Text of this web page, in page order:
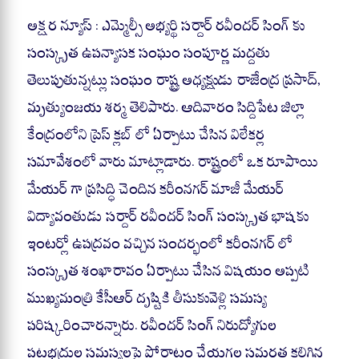
ts
A
pp
bo
okgr
a
m
re
అక్షర న్యూస్ : ఎమ్మెల్సీ అభ్యర్థి సర్దార్ రవీందర్ సింగ్ కు
సంస్కృత ఉపన్యాసక సంఘం సంపూర్ణ మద్దతు
తెలుపుతున్నట్లు సంఘం రాష్ట్ర అధ్యక్షుడు రాజేంద్ర ప్రసాద్,
మృత్యుంజయ శర్మ తెలిపారు. ఆదివారం సిద్దిపేట జిల్లా
కేంద్రంలోని ప్రెస్ క్లబ్ లో ఏర్పాటు చేసిన విలేకర్ల
సమావేశంలో వారు మాట్లాడారు. రాష్ట్రంలో ఒక రూపాయి
మేయర్ గా ప్రసిద్ధి చెందిన కరీంనగర్ మాజీ మేయర్
విద్యావంతుడు సర్దార్ రవీందర్ సింగ్ సంస్కృత భాషకు
ఇంటర్లో ఉపద్రవం వచ్చిన సందర్భంలో కరీంనగర్ లో
సంస్కృత శంఖారావం ఏర్పాటు చేసిన విషయం అప్పటి
ముఖ్యమంత్రి కేసీఆర్ దృష్టికి తీసుకువెళ్లి సమస్య
పరిష్కరించారన్నారు. రవీందర్ సింగ్ నిరుద్యోగుల